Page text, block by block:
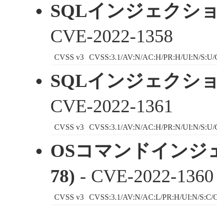
SQLインジェクシ
CVE-2022-1358
CVSS v3 CVSS:3.1/AV:N/AC:H/PR:H/UI:N/
SQLインジェクシ
CVE-2022-1361
CVSS v3 CVSS:3.1/AV:N/AC:H/PR:N/UI:N/
OSコマンドインジ
78) - CVE-2022-1360
CVSS v3 CVSS:3.1/AV:N/AC:L/PR:H/UI:N/